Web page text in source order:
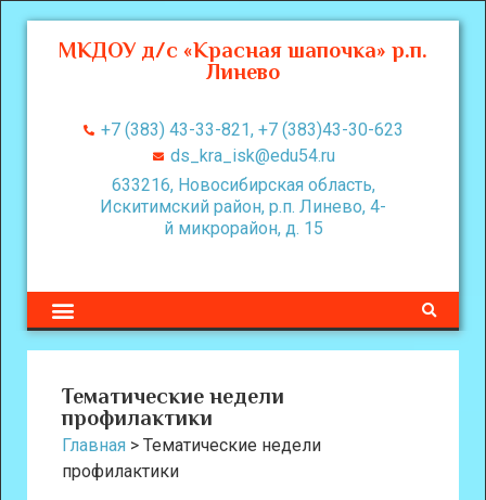
МКДОУ д/с «Красная шапочка» р.п.
Линево
+7 (383) 43-33-821, +7 (383)43-30-623
ds_kra_isk@edu54.ru
633216, Новосибирская область,
Искитимский район, р.п. Линево, 4-
й микрорайон, д. 15
Тематические недели
профилактики
Главная > Тематические недели
профилактики